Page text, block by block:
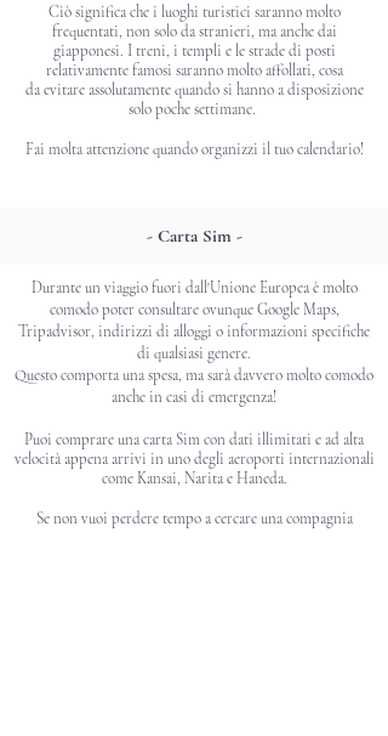
Ciò significa che i luoghi turistici saranno molto
frequentati, non solo da stranieri, ma anche dai
giapponesi. I treni, i templi e le strade di posti
relativamente famosi saranno molto affollati, cosa
daevitareassolutamente quando si hanno a disposizione
solo poche settimane.
Fai molta attenzione quando organizzi il tuo calendario!
- Carta Sim -
Durante un viaggio fuori dall'Unione Europea è molto
comodo poter consultare ovunque Google Maps,
Tripadvisor, indirizzi di alloggi o informazioni specifiche
di qualsiasi genere.
Questo comporta una spesa, ma sarà davvero molto comodo
anche in casi di emergenza!
Puoi comprare una carta Sim con dati illimitati e ad alta
velocità appena arrivi in uno degli aeroporti internazionali
come Kansai, Narita e Haneda.
Se non vuoi perdere tempo a cercare una compagnia